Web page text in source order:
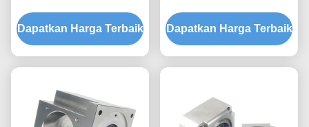
Prototype Service
Dapatkan Harga Terbaik
Untuk Industri Medis
Dapatkan Harga Terbaik